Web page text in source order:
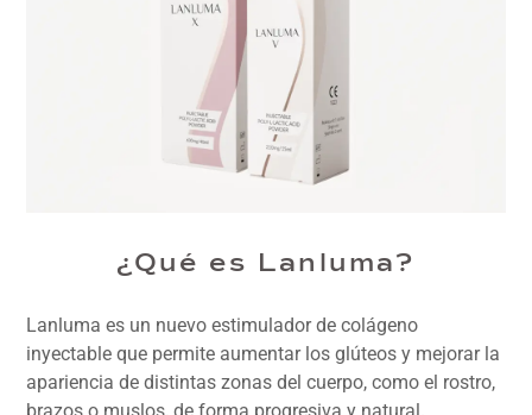
¿Qué es Lanluma?
Lanluma es un nuevo estimulador de colágeno
inyectable que permite aumentar los glúteos y mejorar la
apariencia de distintas zonas del cuerpo, como el rostro,